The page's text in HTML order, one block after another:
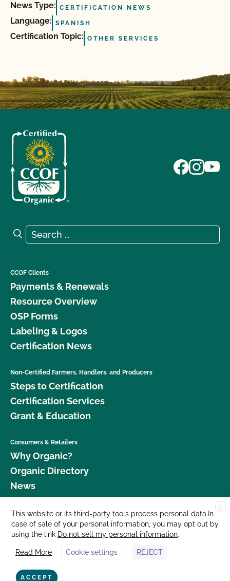
News Type: CERTIFICATION NEWS
Language: SPANISH
Certification Topic: OTHER SERVICES
Search for:
Search
CCOF Clients
Payments & Renewals
Resource Overview
OSP Forms
Labeling & Logos
Certification News
Non-Certified Farmers, Handlers, and Producers
Steps to Certification
Certification Services
Grant & Education
Consumers & Retailers
Why Organic?
Organic Directory
News
Donate
Careers
Media Room
Contact Us
877 Cedar Street, Suite 248, Santa Cruz, CA 95060 © 2026 CCOF.org
X
This website or its third-party tools process personal data.In
case of sale of your personal information, you may opt out by
using the link Do not sell my personal information.
Read More Cookie settings REJECT
ACCEPT